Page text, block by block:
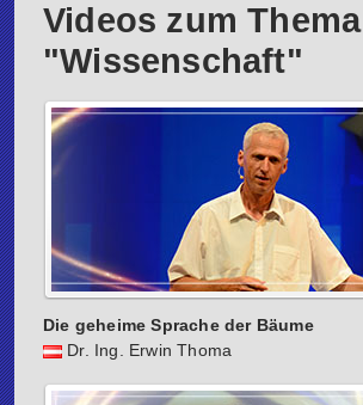
Videos zum Thema
"Wissenschaft"
Die geheime Sprache der Bäume
Dr. Ing. Erwin Thoma